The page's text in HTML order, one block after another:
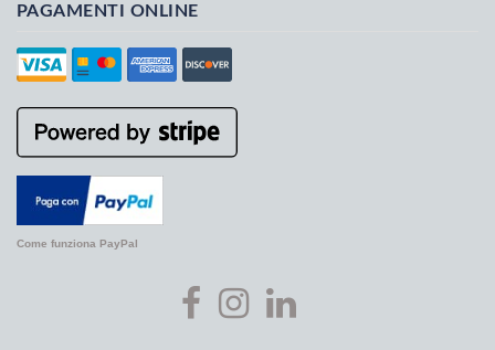
PAGAMENTI ONLINE
Come funziona PayPal